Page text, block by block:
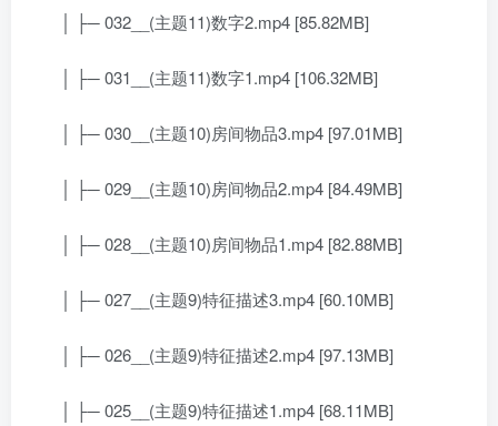
│ ├─ 032__(主题11)数字2.mp4 [85.82MB]
│ ├─ 031__(主题11)数字1.mp4 [106.32MB]
│ ├─ 030__(主题10)房间物品3.mp4 [97.01MB]
│ ├─ 029__(主题10)房间物品2.mp4 [84.49MB]
│ ├─ 028__(主题10)房间物品1.mp4 [82.88MB]
│ ├─ 027__(主题9)特征描述3.mp4 [60.10MB]
│ ├─ 026__(主题9)特征描述2.mp4 [97.13MB]
│ ├─ 025__(主题9)特征描述1.mp4 [68.11MB]